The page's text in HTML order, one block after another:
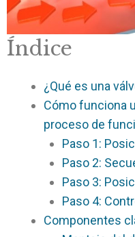
Índice
¿Qué es una
Cómo funciona
proceso de
Paso 1:
Paso 2:
Paso 3:
Paso 4:
Componentes